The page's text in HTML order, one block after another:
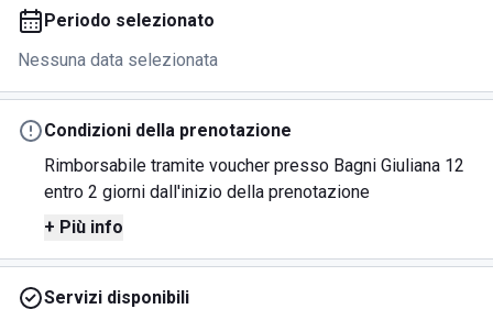
Periodo selezionato
Nessuna data selezionata
Condizioni della prenotazione
Rimborsabile tramite voucher presso Bagni Giuliana 12
entro 2 giorni dall'inizio della prenotazione
+ Più info
Servizi disponibili